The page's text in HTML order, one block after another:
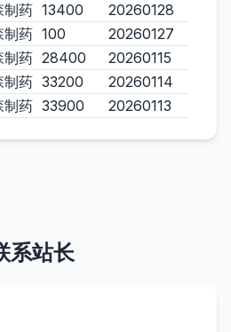
制药 13400
20260128
制药 100
20260127
制药 28400
20260115
制药 33200
20260114
制药 33900 20260113
系站长